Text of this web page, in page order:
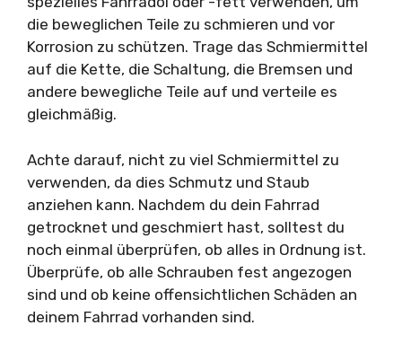
die beweglichen Teile zu schmieren und vor
Korrosion zu schützen. Trage das Schmiermittel
auf die Kette, die Schaltung, die Bremsen und
andere bewegliche Teile auf und verteile es
gleichmäßig.
Achte darauf, nicht zu viel Schmiermittel zu
verwenden, da dies Schmutz und Staub
anziehen kann. Nachdem du dein Fahrrad
getrocknet und geschmiert hast, solltest du
noch einmal überprüfen, ob alles in Ordnung ist.
Überprüfe, ob alle Schrauben fest angezogen
sind und ob keine offensichtlichen Schäden an
deinem Fahrrad vorhanden sind.